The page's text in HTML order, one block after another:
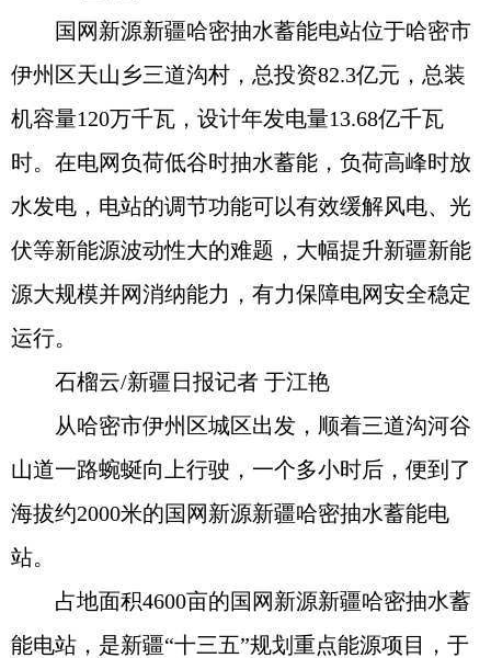
国网新源新疆哈密抽水蓄能电站位于哈密市
伊州区天山乡三道沟村，总投资82.3亿元，总装
机容量120万千瓦，设计年发电量13.68亿千瓦
时。在电网负荷低谷时抽水蓄能，负荷高峰时放
水发电，电站的调节功能可以有效缓解风电、光
伏等新能源波动性大的难题，大幅提升新疆新能
源大规模并网消纳能力，有力保障电网安全稳定
运行。
石榴云/新疆日报记者 于江艳
从哈密市伊州区城区出发，顺着三道沟河谷
山道一路蜿蜒向上行驶，一个多小时后，便到了
海拔约2000米的国网新源新疆哈密抽水蓄能电
站。
占地面积4600亩的国网新源新疆哈密抽水蓄
能电站，是新疆“十三五”规划重点能源项目，于